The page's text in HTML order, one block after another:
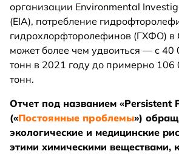
организации Environmental
(EIA), потребление
гидрохлорфторолефинов (ГХФО)
может более чем удвоиться — с 40
тонн в 2021 году до примерно 106
тонн.
Отчет под названием «Persistent
(«Постоянные проблемы»)
экологические и медицинские
этими химическими веществами,